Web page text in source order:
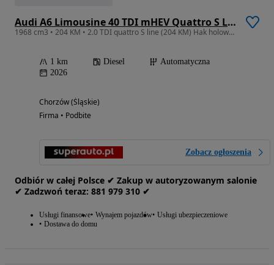
Audi A6 Limousine 40 TDI mHEV Quattro S Line S tronic
1968 cm3 • 204 KM • 2.0 TDI quattro S line (204 KM) Hak holowniczy, składany mechanicznie
1 km Diesel
Automatyczna
2026
Chorzów (Śląskie)
Firma • Podbite
Zobacz ogłoszenia
Odbiór w całej Polsce ✔ Zakup w autoryzowanym salonie
✔ Zadzwoń‎ t‎eraz: ‎881‎ 979‎ 310 ✔
Usługi finansowe Wynajem pojazdów Usługi ubezpieczeniowe
Dostawa do domu